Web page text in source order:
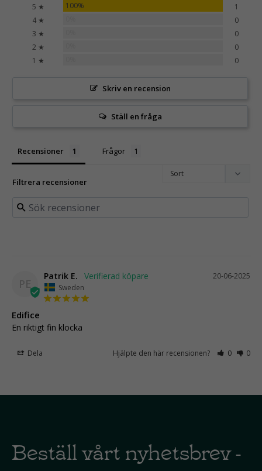
5 ★ 100%
1
4 ★
0
3 ★
0
2 ★
0
1 ★
0
Skriv en recension
Ställ en fråga
Recensioner Frågor
Filtrera recensioner
PE
20-06-2025
Patrik E.
Sweden
Edifice
En riktigt fin klocka
Dela Hjälpte den här recensionen? 0 0
Beställ vårt nyhetsbrev -